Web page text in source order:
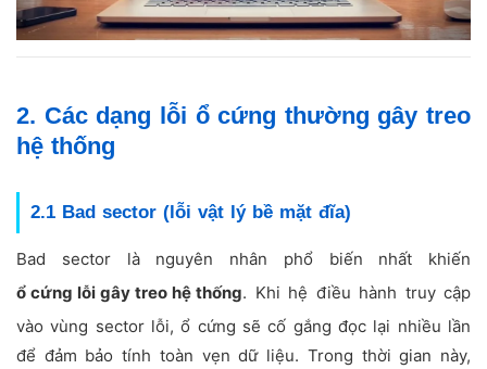
2. Các dạng lỗi ổ cứng thường gây treo
hệ thống
2.1 Bad sector (lỗi vật lý bề mặt đĩa)
Bad sector là nguyên nhân phổ biến nhất khiến
ổ cứng lỗi gây treo hệ thống. Khi hệ điều hành truy cập
vào vùng sector lỗi, ổ cứng sẽ cố gắng đọc lại nhiều lần
để đảm bảo tính toàn vẹn dữ liệu. Trong thời gian này,